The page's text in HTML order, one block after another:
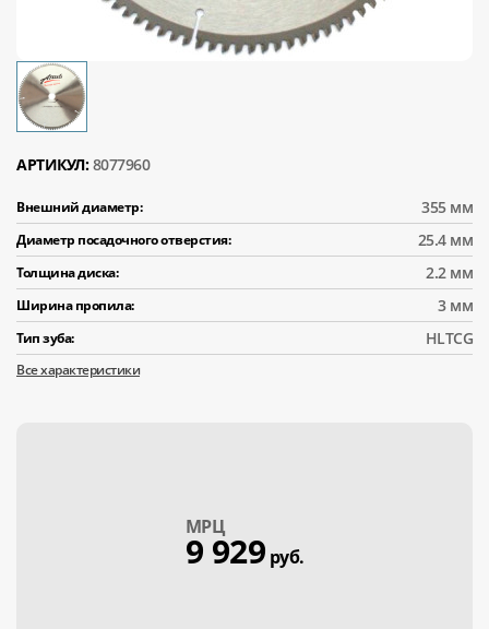
АРТИКУЛ: 8077960
Внешний диаметр: 355 мм
Диаметр посадочного отверстия: 25.4 мм
Толщина диска: 2.2 мм
Ширина пропила: 3 мм
Тип зуба: HLTCG
Все характеристики
МPЦ
9 929 руб.